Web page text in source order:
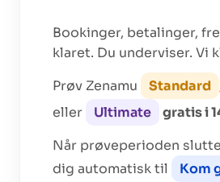
Bookinger, betalinger,
klaret. Du underviser. Vi
Prøv Zenamu
Standard
eller
Ultimate
gratis i
Når prøveperioden
dig automatisk til
Kom